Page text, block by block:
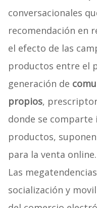
conversacionales
recomendación en
el efecto de las
productos entre el
generación de
propios,
donde se
productos,
para la venta online.
Las
socialización y